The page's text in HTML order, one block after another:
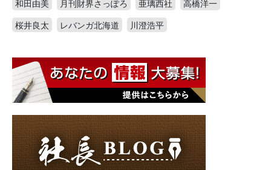
和田由美
月刊財界さっぽろ 亜璃西社
高橋洋一
桜井良太
レバンガ北海道 川澄浩平